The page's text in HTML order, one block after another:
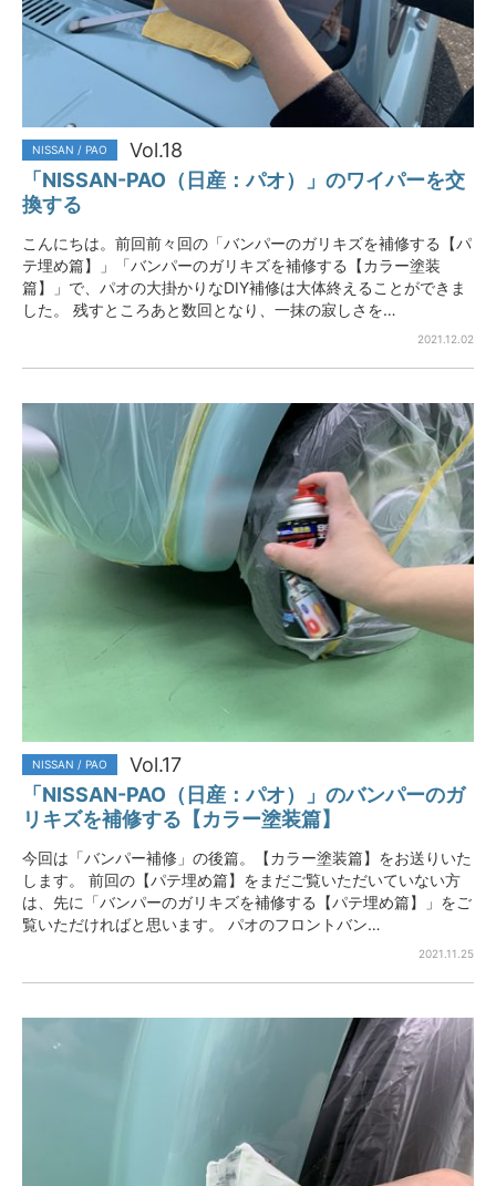
NISSAN / PAO
Vol.18
「NISSAN-PAO（日産：パオ）」のワイパーを交
換する
こんにちは。前回前々回の「バンパーのガリキズを補修する【パ
テ埋め篇】」「バンパーのガリキズを補修する【カラー塗装
篇】」で、パオの大掛かりなDIY補修は大体終えることができま
した。 残すところあと数回となり、一抹の寂しさを…
2021.12.02
NISSAN / PAO
Vol.17
「NISSAN-PAO（日産：パオ）」のバンパーのガ
リキズを補修する【カラー塗装篇】
今回は「バンパー補修」の後篇。【カラー塗装篇】をお送りいた
します。 前回の【パテ埋め篇】をまだご覧いただいていない方
は、先に「バンパーのガリキズを補修する【パテ埋め篇】」をご
覧いただければと思います。 パオのフロントバン…
2021.11.25